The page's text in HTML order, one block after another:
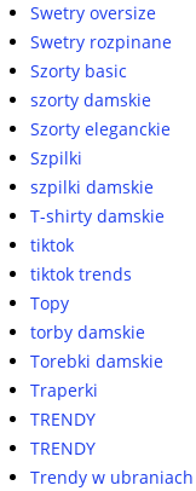
Swetry oversize
Swetry rozpinane
Szorty basic
szorty damskie
Szorty eleganckie
Szpilki
szpilki damskie
T-shirty damskie
tiktok
tiktok trends
Topy
torby damskie
Torebki damskie
Traperki
TRENDY
TRENDY
Trendy w ubraniach